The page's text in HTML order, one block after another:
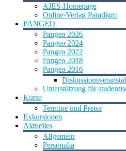
AJES-Homepage
Online-Verlag Paradigm
PANGEO
Pangeo 2026
Pangeo 2024
Pangeo 2022
Pangeo 2018
Pangeo 2016
Unterstützung für
Kurse
Termine und Preise
Exkursionen
Aktuelles
Allgemein
Personalia